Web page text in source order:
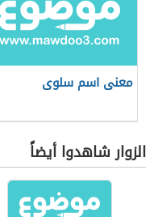
معنى اسم سلوى
الزوار شاهدوا أيضاً